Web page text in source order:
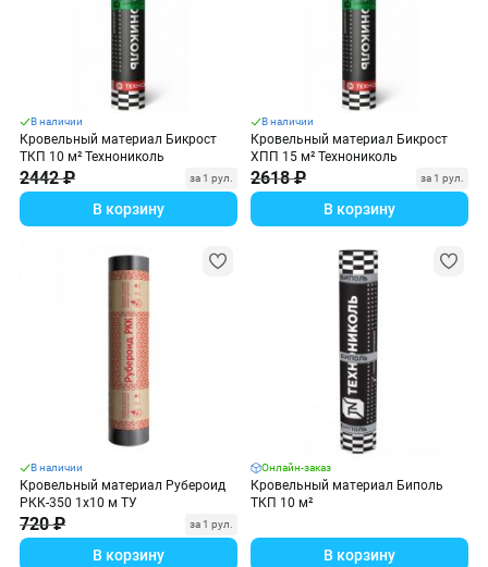
В наличии
Кровельный материал Бикрост
ТКП 10 м² Технониколь
2442 ₽ за 1 рул.
В корзину
В наличии
Кровельный материал Бикрост
ХПП 15 м² Технониколь
2618 ₽ за 1 рул.
В корзину
В наличии
Кровельный материал Рубероид
РКК-350 1х10 м ТУ
720 ₽ за 1 рул.
В корзину
Онлайн-заказ
Кровельный материал Биполь
ТКП 10 м²
В корзину